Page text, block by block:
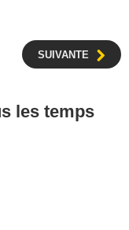
SUIVANTE
les temps